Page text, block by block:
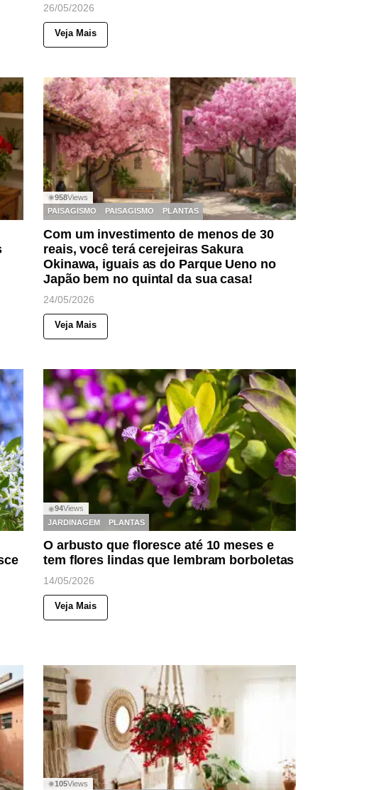
26/05/2026
Veja Mais
◉958Views
PAISAGISMO
PAISAGISMO PLANTAS
Com um investimento de menos de 30
reais, você terá cerejeiras Sakura
Okinawa, iguais as do Parque Ueno no
Japão bem no quintal da sua casa!
24/05/2026
Veja Mais
◉94Views
JARDINAGEM
PLANTAS
O arbusto que floresce até 10 meses e
tem flores lindas que lembram borboletas
14/05/2026
Veja Mais
◉105Views